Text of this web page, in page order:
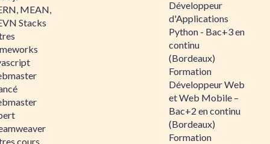
MEAN,
Stacks
cours
Développeur
d'Applications
Python - Bac+3 en
continu
(Bordeaux)
Formation
Développeur Web
et Web Mobile –
Bac+2 en continu
(Bordeaux)
Formation